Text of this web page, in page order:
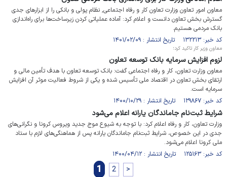
معاون امور تعاون وزارت تعاون کار و رفاه اجتماعی, نظام پولی و بانکی را از ابزارهای جدی
گسترش بخش تعاون دانست و اعلام کرد: آماده عملیاتی کردن زیرساخت‌ها برای راه‌اندازی
بانک مردمی هستیم.
کد خبر: ۱۳۲۲۱۳ تاریخ انتشار : ۱۴۰۱/۰۲/۰۹
معاون وزیر کار تاکید کرد؛
لزوم افزایش سرمایه بانک توسعه تعاون
معاون وزارت تعاون، کار و رفاه اجتماعی گفت: بانک توسعه تعاون با هدف تأمین مالی و
ارتقای بخش تعاون در اقتصاد ملی تأسیس شده و یکی از شروط فعالیت موثر آن افزایش
سرمایه است.
کد خبر: ۱۲۹۸۶۷ تاریخ انتشار : ۱۴۰۰/۱۰/۲۹
شرایط ثبت‌نام جاماندگان یارانه اعلام می‌شود
وزارت تعاون، کار و رفاه اعلام کرد: با توجه به شیوع موج جدید ویروس کرونا و نگرانی‌های
جدی در این خصوص، شرایط ثبت‌نام جاماندگان یارانه پس از هماهنگی‌های لازم با ستاد
ملی کرونا اعلام می‌شود.
کد خبر: ۱۲۵۱۶۳ تاریخ انتشار : ۱۴۰۰/۰۴/۱۲
1 2 >